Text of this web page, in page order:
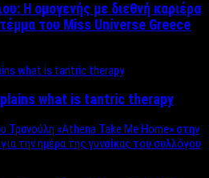
Η ομογενής με διεθνή καριέρα
του Miss Universe Greece
what is tantric therapy